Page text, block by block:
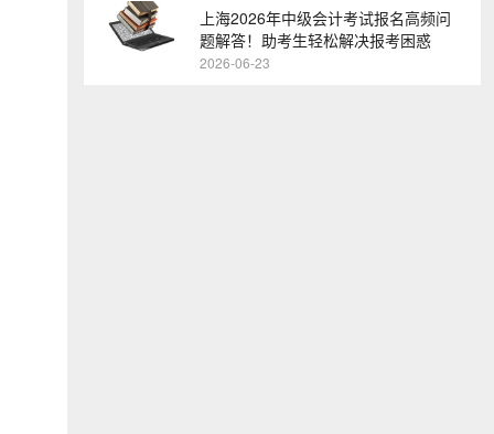
上海2026年中级会计考试报名高频问
题解答！助考生轻松解决报考困惑
2026-06-23